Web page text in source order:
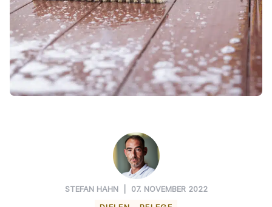
STEFAN HAHN
07. NOVEMBER 2022